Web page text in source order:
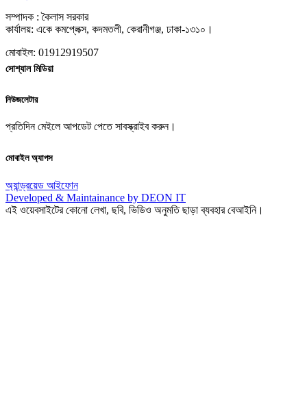
সম্পাদক : কৈলাস সরকার
কার্যালয়: একে কমপ্লেক্স, কদমতলী, কেরানীগঞ্জ, ঢাকা-১৩১০।
মোবাইল: 01912919507
সোশ্যাল মিডিয়া
নিউজলেটার
প্রতিদিন মেইলে আপডেট পেতে সাবস্ক্রাইব করুন।
মোবাইল অ্যাপস
অ্যান্ড্রয়েড আইফোন
Developed & Maintainance by DEON IT
এই ওয়েবসাইটের কোনো লেখা, ছবি, ভিডিও অনুমতি ছাড়া ব্যবহার বেআইনি।